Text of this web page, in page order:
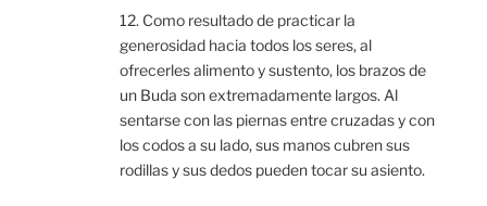
12. Como resultado de practicar la
generosidad hacia todos los seres, al
ofrecerles alimento y sustento, los brazos de
un Buda son extremadamente largos. Al
sentarse con las piernas entre cruzadas y con
los codos a su lado, sus manos cubren sus
rodillas y sus dedos pueden tocar su asiento.